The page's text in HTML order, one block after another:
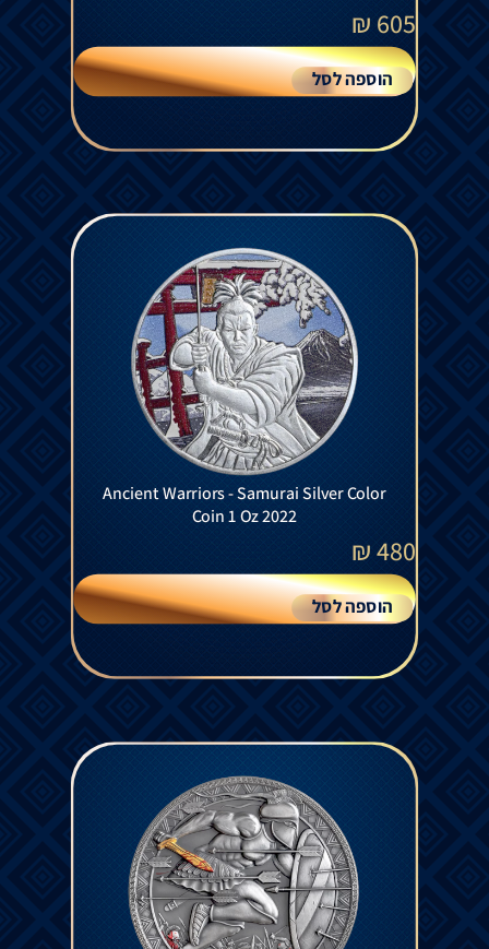
605
₪
הוספה לסל
Ancient Warriors - Samurai Silver Color
Coin 1 Oz 2022
480
₪
הוספה לסל